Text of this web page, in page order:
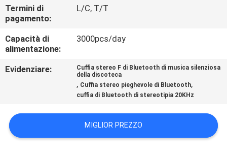
UNA
CITAZIONE
DEL
PRIVACY
POLICY
Termini di
pagamento:
L/C, T/T
Capacità di
alimentazione:
3000pcs/day
Evidenziare:
Cuffia stereo F di Bluetooth di musica silenziosa
della discoteca
, Cuffia stereo pieghevole di Bluetooth,
cuffia di Bluetooth di stereotipia 20KHz
MIGLIOR PREZZO